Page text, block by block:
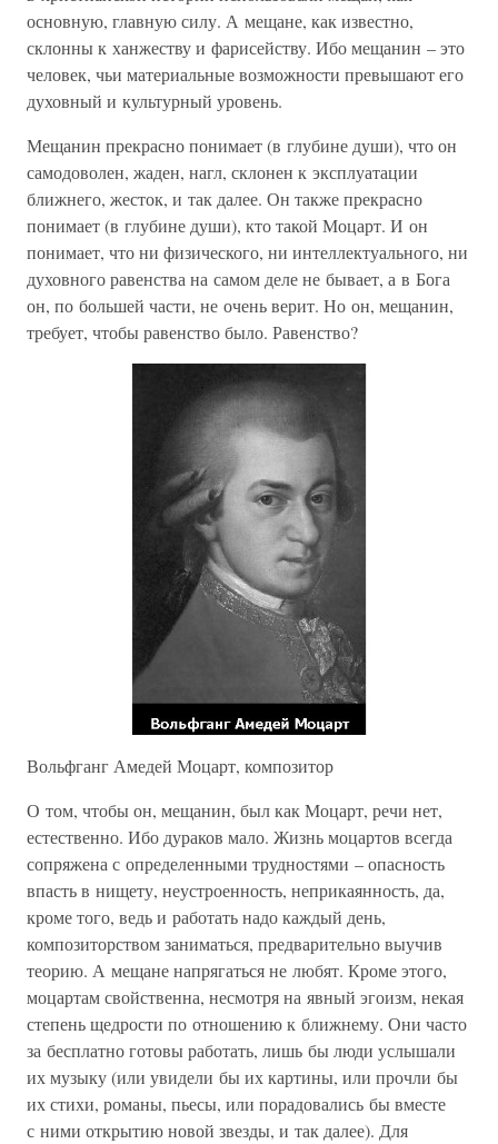
основную, главную силу. А мещане, как известно,
склонны к ханжеству и фарисейству. Ибо мещанин – это
человек, чьи материальные возможности превышают его
духовный и культурный уровень.
Мещанин прекрасно понимает (в глубине души), что он
самодоволен, жаден, нагл, склонен к эксплуатации
ближнего, жесток, и так далее. Он также прекрасно
понимает (в глубине души), кто такой Моцарт. И он
понимает, что ни физического, ни интеллектуального, ни
духовного равенства на самом деле не бывает, а в Бога
он, по большей части, не очень верит. Но он, мещанин,
требует, чтобы равенство было. Равенство?
Вольфганг Амедей Моцарт, композитор
О том, чтобы он, мещанин, был как Моцарт, речи нет,
естественно. Ибо дураков мало. Жизнь моцартов всегда
сопряжена с определенными трудностями – опасность
впасть в нищету, неустроенность, неприкаянность, да,
кроме того, ведь и работать надо каждый день,
композиторством заниматься, предварительно выучив
теорию. А мещане напрягаться не любят. Кроме этого,
моцартам свойственна, несмотря на явный эгоизм, некая
степень щедрости по отношению к ближнему. Они часто
за бесплатно готовы работать, лишь бы люди услышали
их музыку (или увидели бы их картины, или прочли бы
их стихи, романы, пьесы, или порадовались бы вместе
с ними открытию новой звезды, и так далее). Для